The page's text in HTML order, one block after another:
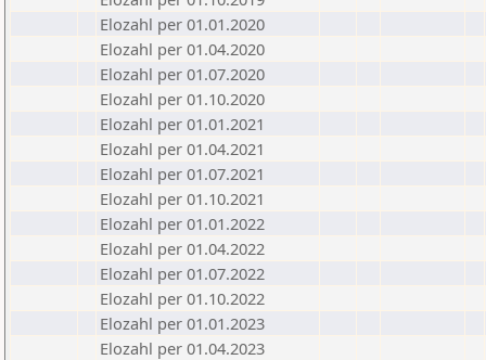
Elozahl per 01.01.2020
Elozahl per 01.04.2020
Elozahl per 01.07.2020
Elozahl per 01.10.2020
Elozahl per 01.01.2021
Elozahl per 01.04.2021
Elozahl per 01.07.2021
Elozahl per 01.10.2021
Elozahl per 01.01.2022
Elozahl per 01.04.2022
Elozahl per 01.07.2022
Elozahl per 01.10.2022
Elozahl per 01.01.2023
Elozahl per 01.04.2023